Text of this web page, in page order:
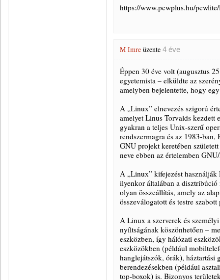
https://www.pcwplus.hu/
M Imre üzente 4 éve
Éppen 30 éve volt (augusztus
egyetemista – elküldte az
amelyben bejelentette, hogy
A „Linux” elnevezés szigorú
amelyet Linus Torvalds kezdett
gyakran a teljes Unix-szerű
rendszermagra és az 1983-
GNU projekt keretében
neve ebben az értelemben
A „Linux” kifejezést
ilyenkor általában a
olyan összeállítás, amely az
összeválogatott és testre
A Linux a szerverek és
nyíltságának köszönhetően –
eszközben, így hálózati
eszközökben (például
hanglejátszók, órák), háztartási
berendezésekben (például
top-boxok) is. Bizonyos